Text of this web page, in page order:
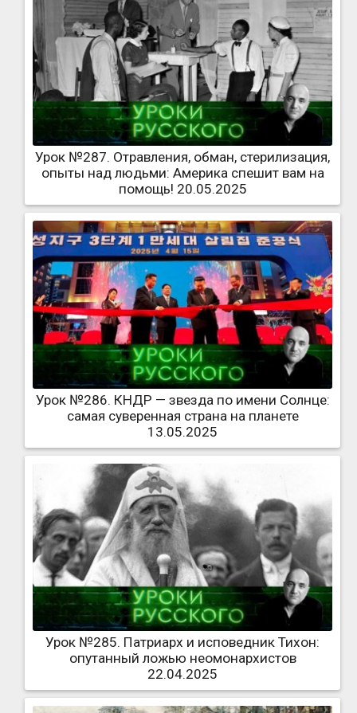
Урок №287. Отравления, обман, стерилизация,
опыты над людьми: Америка спешит вам на
помощь! 20.05.2025
Урок №286. КНДР — звезда по имени Солнце:
самая суверенная страна на планете
13.05.2025
Урок №285. Патриарх и исповедник Тихон:
опутанный ложью неомонархистов
22.04.2025